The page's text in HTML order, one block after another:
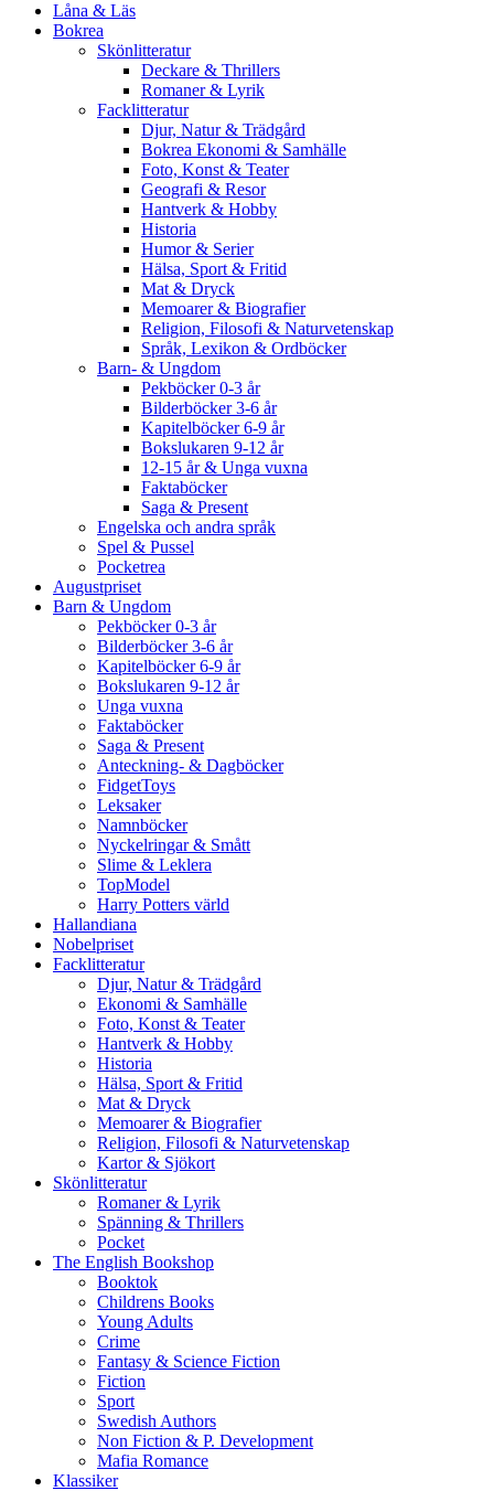
Låna & Läs
Bokrea
Skönlitteratur
Deckare & Thrillers
Romaner & Lyrik
Facklitteratur
Djur, Natur & Trädgård
Bokrea Ekonomi & Samhälle
Foto, Konst & Teater
Geografi & Resor
Hantverk & Hobby
Historia
Humor & Serier
Hälsa, Sport & Fritid
Mat & Dryck
Memoarer & Biografier
Religion, Filosofi & Naturvetenskap
Språk, Lexikon & Ordböcker
Barn- & Ungdom
Pekböcker 0-3 år
Bilderböcker 3-6 år
Kapitelböcker 6-9 år
Bokslukaren 9-12 år
12-15 år & Unga vuxna
Faktaböcker
Saga & Present
Engelska och andra språk
Spel & Pussel
Pocketrea
Augustpriset
Barn & Ungdom
Pekböcker 0-3 år
Bilderböcker 3-6 år
Kapitelböcker 6-9 år
Bokslukaren 9-12 år
Unga vuxna
Faktaböcker
Saga & Present
Anteckning- & Dagböcker
FidgetToys
Leksaker
Namnböcker
Nyckelringar & Smått
Slime & Leklera
TopModel
Harry Potters värld
Hallandiana
Nobelpriset
Facklitteratur
Djur, Natur & Trädgård
Ekonomi & Samhälle
Foto, Konst & Teater
Hantverk & Hobby
Historia
Hälsa, Sport & Fritid
Mat & Dryck
Memoarer & Biografier
Religion, Filosofi & Naturvetenskap
Kartor & Sjökort
Skönlitteratur
Romaner & Lyrik
Spänning & Thrillers
Pocket
The English Bookshop
Booktok
Childrens Books
Young Adults
Crime
Fantasy & Science Fiction
Fiction
Sport
Swedish Authors
Non Fiction & P. Development
Mafia Romance
Klassiker